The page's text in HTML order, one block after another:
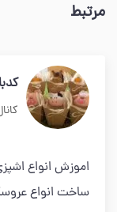
مرتبط
اموزش انواع
ساخت انواع